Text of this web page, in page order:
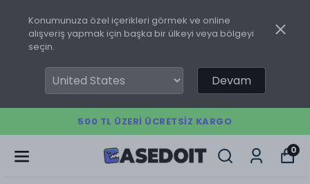
Konumunuza özel içerikleri görmek ve online
alışveriş yapmak için başka bir ülkeyi veya bölgeyi
seçin.
Devam
500 TL ÜZERI ÜCRETSIZ KARGO
0